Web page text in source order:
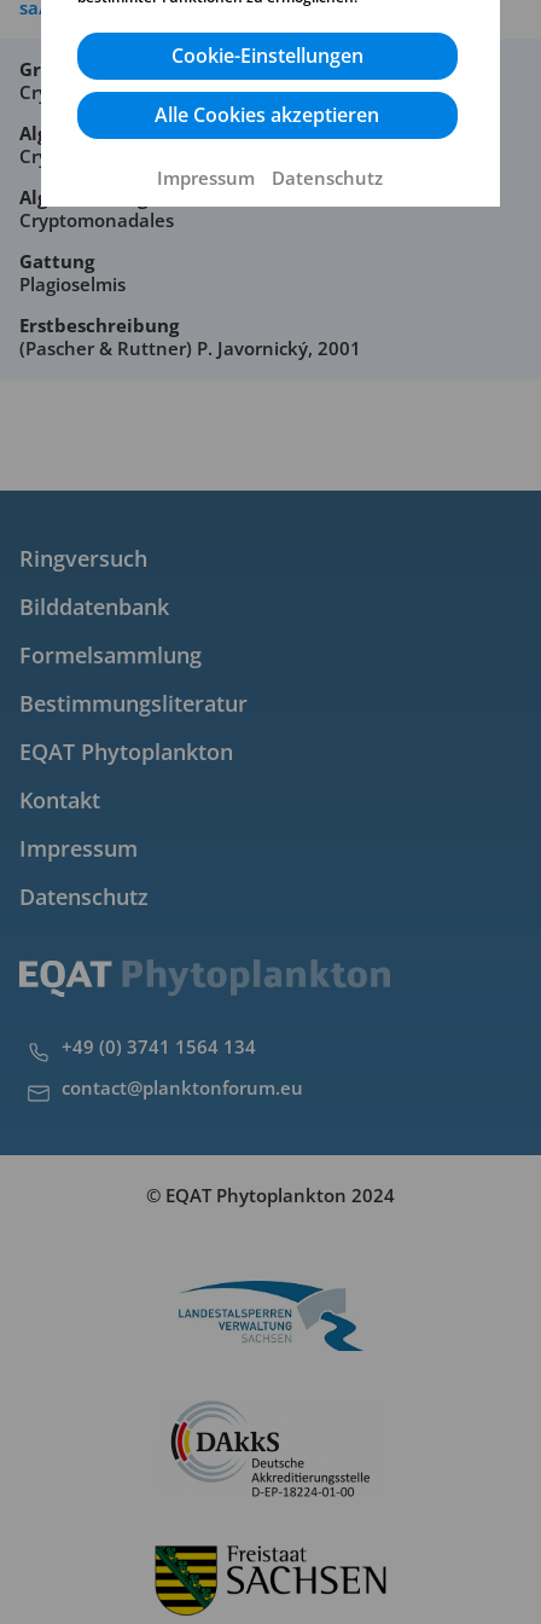
sa/4.0/
Großgruppe
Cryptophyceae
Algenklasse
Cryptophyceae
Algenordnung
Cryptomonadales
Gattung
Plagioselmis
Erstbeschreibung
(Pascher & Ruttner) P. Javornický, 2001
Ringversuch
Bilddatenbank
Formelsammlung
Bestimmungsliteratur
EQAT Phytoplankton
Kontakt
Impressum
Datenschutz
+49 (0) 3741 1564 134
contact@planktonforum.eu
© EQAT Phytoplankton 2024
Cookie-Einstellungen
Alle Cookies akzeptieren
Impressum Datenschutz